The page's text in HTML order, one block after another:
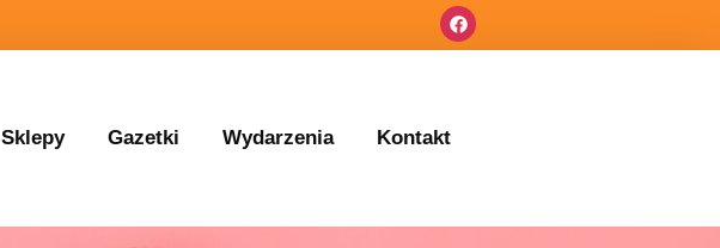
Sklepy Gazetki Wydarzenia Kontakt